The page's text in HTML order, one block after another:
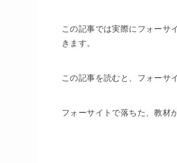
この記事では実際にフォーサ
きます。
この記事を読むと、フォーサ
フォーサイトで落ちた、教材